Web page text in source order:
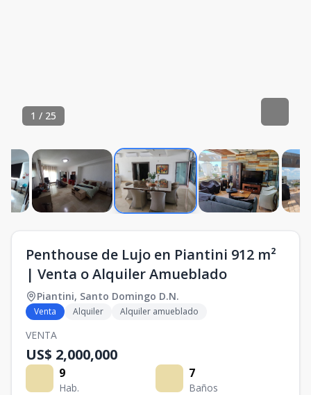
1 / 25
Penthouse de Lujo en Piantini 912 m²
| Venta o Alquiler Amueblado
Piantini, Santo Domingo D.N.
Venta Alquiler Alquiler amueblado
VENTA
US$ 2,000,000
9
Hab.
7
Baños